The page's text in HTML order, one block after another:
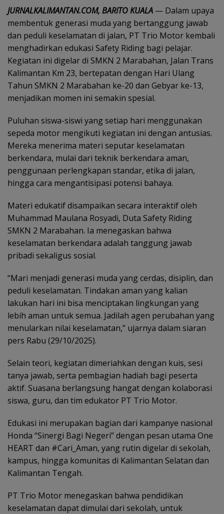
JURNALKALIMANTAN.COM, BARITO KUALA — Dalam upaya
membentuk generasi muda yang bertanggung jawab
dan peduli keselamatan di jalan, PT Trio Motor kembali
menghadirkan edukasi Safety Riding bagi pelajar.
Kegiatan ini digelar di SMKN 2 Marabahan, Jalan Trans
Kalimantan Km 23, bertepatan dengan Hari Ulang
Tahun SMKN 2 Marabahan ke-20 dan Gebyar ke-13,
menjadikan momen ini semakin spesial.
Puluhan siswa-siswi yang setiap hari menggunakan
sepeda motor mengikuti kegiatan ini dengan antusias.
Mereka menerima materi seputar keselamatan
berkendara, mulai dari teknik berkendara aman,
penggunaan perlengkapan standar, etika di jalan,
hingga cara mengantisipasi potensi bahaya.
Materi edukatif disampaikan secara interaktif oleh
Muhammad Maulana Rosyadi, Duta Safety Riding
SMKN 2 Marabahan. Ia menegaskan bahwa
keselamatan berkendara adalah tanggung jawab
pribadi sekaligus sosial.
“Mari menjadi generasi muda yang cerdas, disiplin, dan
peduli keselamatan. Tindakan aman yang kalian
lakukan hari ini bisa menciptakan lingkungan yang
lebih aman untuk semua. Jadilah agen perubahan yang
menularkan nilai keselamatan,” ujarnya dalam siaran
pers Rabu (29/10/2025).
Selain teori, kegiatan dimeriahkan dengan kuis, sesi
tanya jawab, serta pembagian hadiah bagi peserta
aktif. Suasana berlangsung hangat dengan kolaborasi
siswa, guru, dan tim edukator PT Trio Motor.
Edukasi ini merupakan bagian dari kampanye nasional
Honda “Sinergi Bagi Negeri” dengan pesan utama One
HEART dan #Cari_Aman, yang rutin digelar di sekolah,
kampus, hingga komunitas di Kalimantan Selatan dan
Kalimantan Tengah.
PT Trio Motor menegaskan bahwa pendidikan
keselamatan dapat dimulai dari sekolah, untuk